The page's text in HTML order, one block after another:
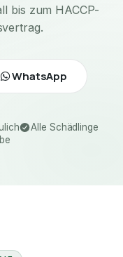
bis zum HACCP-
WhatsApp
Alle Schädlinge